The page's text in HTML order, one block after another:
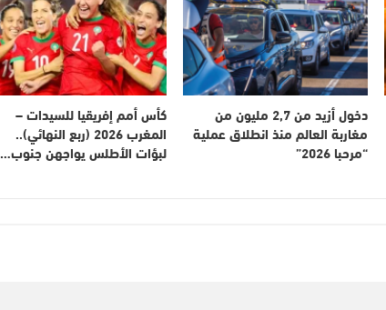
دخول أزيد من 2,7 مليون من
مغاربة العالم منذ انطلاق عملية
“مرحبا 2026”
كأس أمم إفريقيا للسيدات –
المغرب 2026 (ربع النهائي)..
لبؤات الأطلس يواجهن جنوب…